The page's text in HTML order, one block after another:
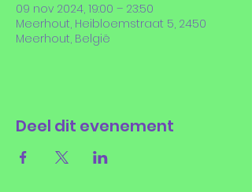
09 nov 2024, 19:00 – 23:50
Meerhout, Heibloemstraat 5, 2450
Meerhout, België
Deel dit evenement